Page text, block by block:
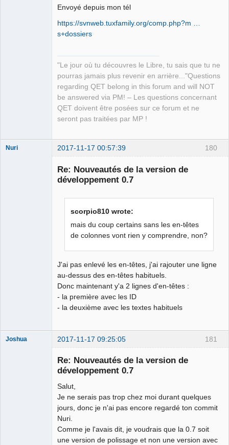
Envoyé depuis mon tél
https://svnweb.tuxfamily.org/comp.php?m …
s+dossiers
"Le jour où tu découvres le Libre, tu sais que tu ne
pourras jamais plus revenir en arrière..."Questions
regarding QET belong in this forum and will NOT
be answered via PM! – Les questions concernant
QET doivent être posées sur ce forum et ne
seront pas traitées par MP !
180
Nuri 2017-11-17 00:57:39
Re: Nouveautés de la version de
développement 0.7
scorpio810 wrote:
mais du coup certains sans les en-têtes
de colonnes vont rien y comprendre, non?
J'ai pas enlevé les en-têtes, j'ai rajouter une ligne
au-dessus des en-têtes habituels.
Donc maintenant y'a 2 lignes d'en-têtes :
- la première avec les ID
- la deuxième avec les textes habituels
181
Joshua 2017-11-17 09:25:05
Re: Nouveautés de la version de
développement 0.7
Salut,
Je ne serais pas trop chez moi durant quelques
jours, donc je n'ai pas encore regardé ton commit
Nuri.
Comme je l'avais dit, je voudrais que la 0.7 soit
une version de polissage et non une version avec